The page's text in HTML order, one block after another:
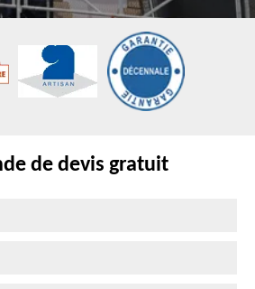
de devis gratuit